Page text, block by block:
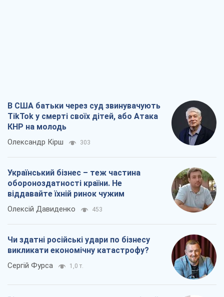
В США батьки через суд звинувачують
TikTok у смерті своїх дітей, або Атака
КНР на молодь
Олександр Кірш 303
Український бізнес – теж частина
обороноздатності країни. Не
віддавайте їхній ринок чужим
Олексій Давиденко 453
Чи здатні російські удари по бізнесу
викликати економічну катастрофу?
Сергій Фурса 1,0 т.